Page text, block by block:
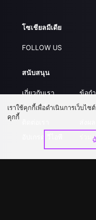
โซเชียลมีเดีย
FOLLOW US
สนับสนุน
เกี่ยวกับเรา
คำถามที่พบบ่อย
ข้อก
นโย
ร่วม
เราใช้คุกกี้เพื่อดำเนินการเว็บไ
คุกกี้